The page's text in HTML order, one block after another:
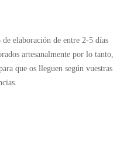
elaboración de entre 2-5 días
artesanalmente por lo tanto,
que os lleguen según vuestras